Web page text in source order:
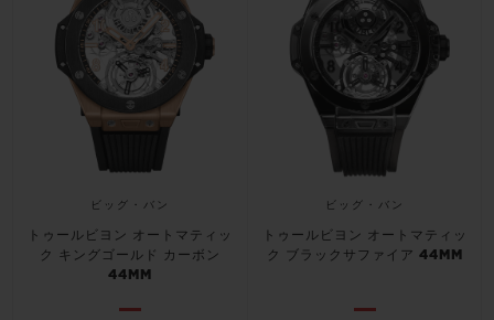
ビッグ・バン
トゥールビヨン オートマティッ
ク キングゴールド カーボン
44MM
ビッグ・バン
トゥールビヨン オートマティッ
ク ブラックサファイア 44MM